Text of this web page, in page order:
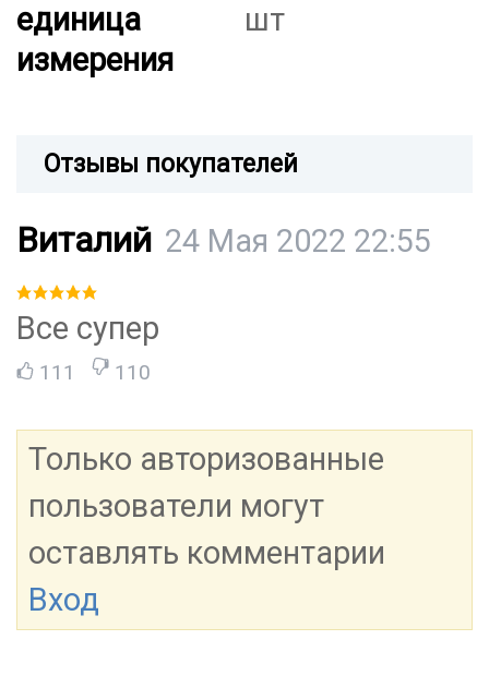
единица
измерения
шт
Отзывы покупателей
Виталий 24 Мая 2022 22:55
Все супер
111 110
Только авторизованные
пользователи могут
оставлять комментарии
Вход